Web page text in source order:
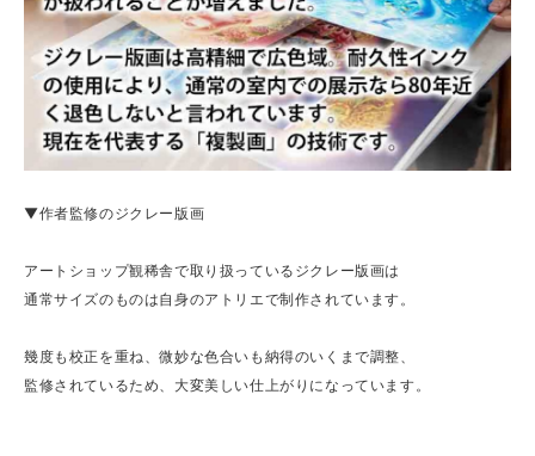
▼作者監修のジクレー版画
アートショップ観稀舎で取り扱っているジクレー版画は
通常サイズのものは自身のアトリエで制作されています。
幾度も校正を重ね、微妙な色合いも納得のいくまで調整、
監修されているため、大変美しい仕上がりになっています。